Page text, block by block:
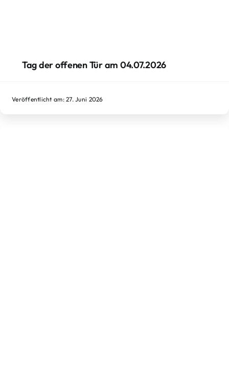
Tag der offenen Tür am 04.07.2026
Veröffentlicht am: 27. Juni 2026